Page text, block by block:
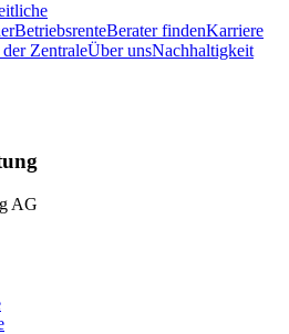
BetriebsrenteBerater findenKarriere
ZentraleÜber unsNachhaltigkeit
AG